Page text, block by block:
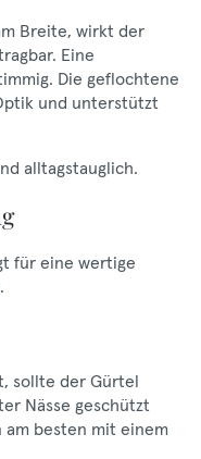
Breite, wirkt der
Eine
Die geflochtene
und unterstützt
alltagstauglich.
für eine wertige
sollte der Gürtel
Nässe geschützt
besten mit einem